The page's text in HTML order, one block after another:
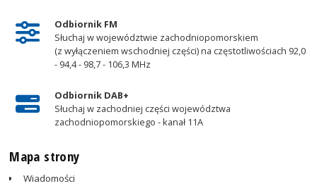
Odbiornik FM
Słuchaj w województwie zachodniopomorskiem
(z wyłączeniem wschodniej części) na częstotliwościach 92,0
- 94,4 - 98,7 - 106,3 MHz
Odbiornik DAB+
Słuchaj w zachodniej części województwa
zachodniopomorskiego - kanał 11A
Mapa strony
Wiadomości